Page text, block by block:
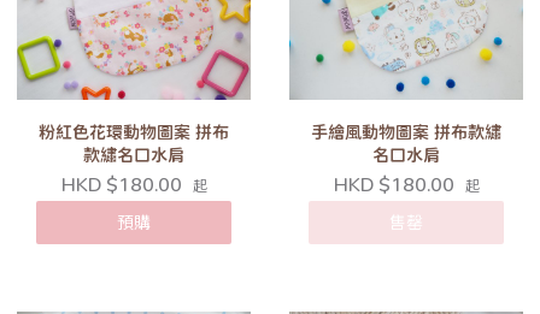
粉紅色花環動物圖案 拼布
款繡名口水肩
HKD $180.00 起
預購
手繪風動物圖案 拼布款繡
名口水肩
HKD $180.00 起
售罄